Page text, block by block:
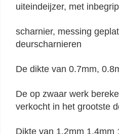
uiteindeijzer, met
scharnier, messing
deurscharnieren
De dikte van 0.7mm,
De op zwaar werk
verkocht in het grootste
Dikte van 1.2mm 1.4mm